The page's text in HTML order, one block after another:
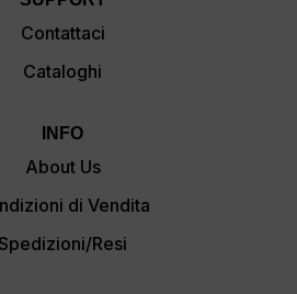
Contattaci
Cataloghi
INFO
About Us
di Vendita
Resi